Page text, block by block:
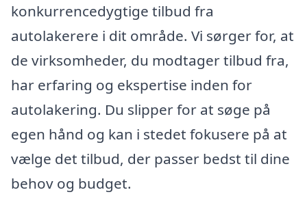
konkurrencedygtige tilbud fra
autolakerere i dit område. Vi sørger for, at
de virksomheder, du modtager tilbud fra,
har erfaring og ekspertise inden for
autolakering. Du slipper for at søge på
egen hånd og kan i stedet fokusere på at
vælge det tilbud, der passer bedst til dine
behov og budget.